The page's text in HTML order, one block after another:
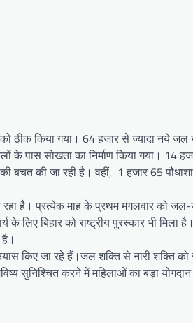
ठीक किया गया। 64 हजार से ज्यादा नये जल
पास सोखता का निर्माण किया गया। 14
बचत की जा रही है। वहीं, 1 हजार 65
है। प्रत्येक माह के प्रथम मंगलवार को जल-
बिहार को राष्ट्रीय पुरस्कार भी मिला
किए जा रहे हैं।जल शक्ति से नारी शक्ति को
सुनिश्चित करने में महिलाओं का बड़ा